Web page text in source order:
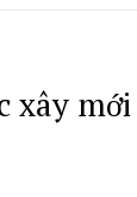
xây